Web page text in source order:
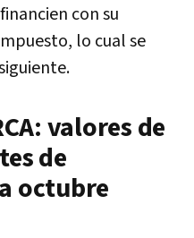
con su
lo cual se
valores de
de
octubre